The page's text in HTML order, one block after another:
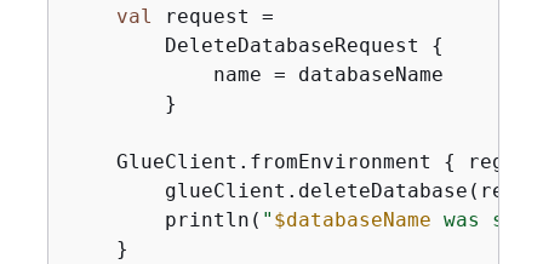
val
request =
        DeleteDatabaseRequest
{
            name = databaseName
        }
    GlueClient.fromEnvironment
{
        println(
" $databaseName was
    }